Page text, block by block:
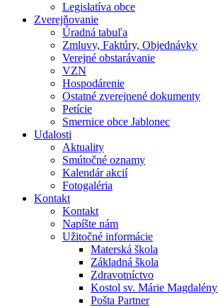
Legislatíva obce
Zverejňovanie
Úradná tabuľa
Zmluvy, Faktúry, Objednávky
Verejné obstarávanie
VZN
Hospodárenie
Ostatné zverejnené dokumenty
Petície
Smernice obce Jablonec
Udalosti
Aktuality
Smútočné oznamy
Kalendár akcií
Fotogaléria
Kontakt
Kontakt
Napíšte nám
Užitočné informácie
Materská škola
Základná škola
Zdravotníctvo
Kostol sv. Márie Magdalény
Pošta Partner